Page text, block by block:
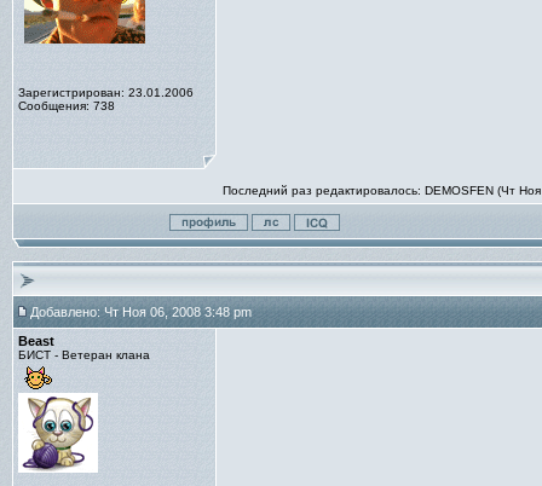
Зарегистрирован: 23.01.2006
Сообщения: 738
Последний раз редактировалось: DEMOSFEN (Чт
Добавлено: Чт Ноя 06, 2008 3:48 pm
Beast
БИСТ - Ветеран клана